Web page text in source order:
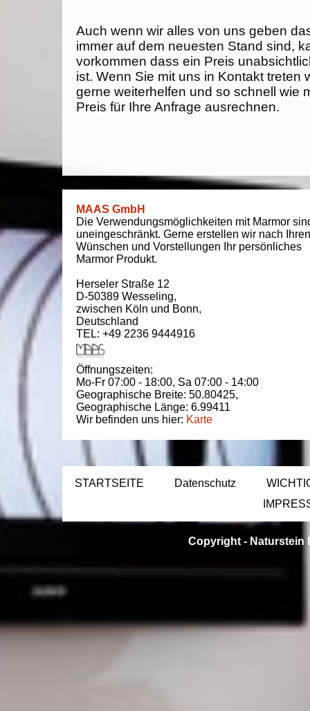
Auch wenn wir alles von uns geben
immer auf dem neuesten Stand sind,
vorkommen dass ein Preis
ist. Wenn Sie mit uns in Kontakt treten
gerne weiterhelfen und so schnell wie
Preis für Ihre Anfrage ausrechnen.
MAAS GmbH
Die Verwendungsmöglichkeiten mit Marmor
uneingeschränkt. Gerne erstellen wir nach Ihren
Wünschen und Vorstellungen Ihr persönliches
Marmor Produkt.
Herseler Straße 12
D-50389 Wesseling,
zwischen Köln und Bonn,
Deutschland
TEL: +49 2236 9444916
Öffnungszeiten:
Mo-Fr 07:00 - 18:00, Sa 07:00 - 14:00
Geographische Breite: 50.80425,
Geographische Länge: 6.99411
Wir befinden uns hier: Karte
STARTSEITE Datenschutz
Copyright - Naturstein